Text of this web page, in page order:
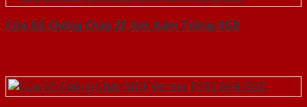
Cửa Gỗ Chống Cháy 2P Sơn Xám Trắng-SGD